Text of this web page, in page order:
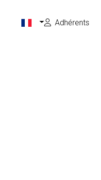
Adhérents